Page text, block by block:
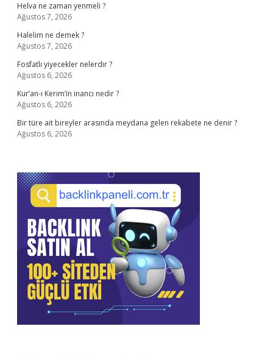
Helva ne zaman yenmeli ?
Ağustos 7, 2026
Halelim ne demek ?
Ağustos 7, 2026
Fosfatlı yiyecekler nelerdir ?
Ağustos 6, 2026
Kur’an-ı Kerim’in inancı nedir ?
Ağustos 6, 2026
Bir türe ait bireyler arasında meydana gelen rekabete ne denir ?
Ağustos 6, 2026